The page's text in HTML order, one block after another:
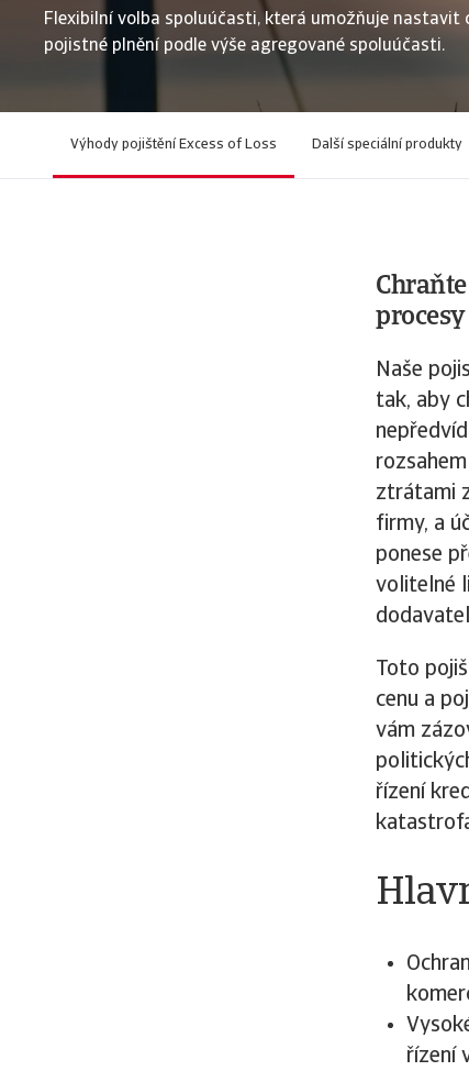
Flexibilní volba spoluúčasti, která umožňuje nastavit
pojistné plnění podle výše agregované spoluúčasti.
Výhody pojištění Excess of Loss Další speciální produkty
Naše
tak, aby
ztrátami
firmy, a
ponese
volitelné
Toto
cenu a
vám
řízení
řízení